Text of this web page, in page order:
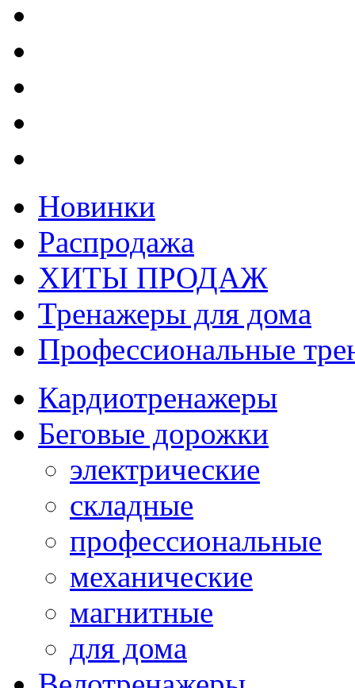
Новинки
Распродажа
ХИТЫ ПРОДАЖ
Тренажеры для дома
Профессиональные
Кардиотренажеры
Беговые дорожки
электрические
складные
профессиональные
механические
магнитные
для дома